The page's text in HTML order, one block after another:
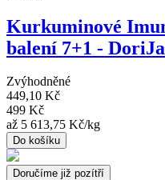
Kurkuminové
balení 7+1 -
Zvýhodněné
449,10 Kč
499 Kč
až 5 613,75 Kč/kg
Do košíku
Doručíme již pozítří